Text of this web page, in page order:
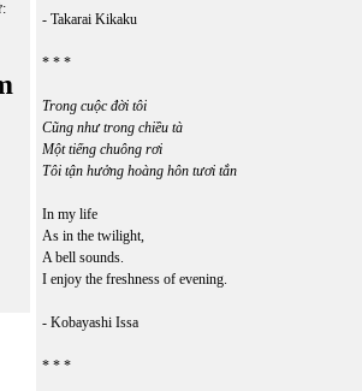
- Takarai Kikaku
* * *
Trong cuộc đời tôi
Cũng như trong chiều tà
Một tiếng chuông rơi
Tôi tận hưởng hoàng hôn tươi tắn
In my life
As in the twilight,
A bell sounds.
I enjoy the freshness of evening.
- Kobayashi Issa
* * *